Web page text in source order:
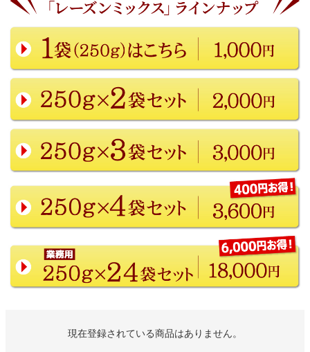
現在登録されている商品はありません。